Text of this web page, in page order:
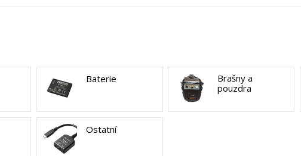
Baterie
Brašny a
pouzdra
Ostatní